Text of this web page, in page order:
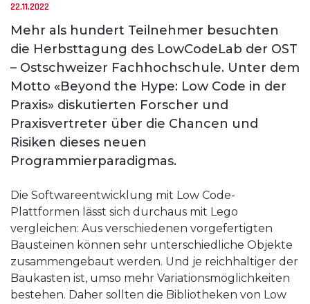
22.11.2022
Mehr als hundert Teilnehmer besuchten
die Herbsttagung des LowCodeLab der OST
– Ostschweizer Fachhochschule. Unter dem
Motto «Beyond the Hype: Low Code in der
Praxis» diskutierten Forscher und
Praxisvertreter über die Chancen und
Risiken dieses neuen
Programmierparadigmas.
Die Softwareentwicklung mit Low Code-
Plattformen lässt sich durchaus mit Lego
vergleichen: Aus verschiedenen vorgefertigten
Bausteinen können sehr unterschiedliche Objekte
zusammengebaut werden. Und je reichhaltiger der
Baukasten ist, umso mehr Variationsmöglichkeiten
bestehen. Daher sollten die Bibliotheken von Low